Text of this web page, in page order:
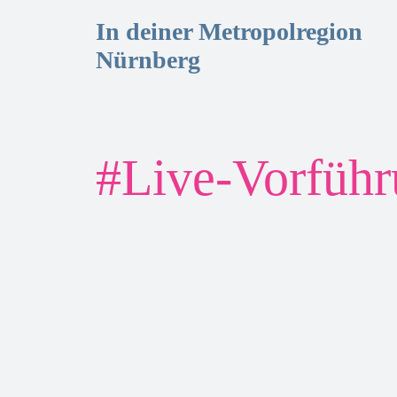
In deiner Metropolregion
Nürnberg
#Live-